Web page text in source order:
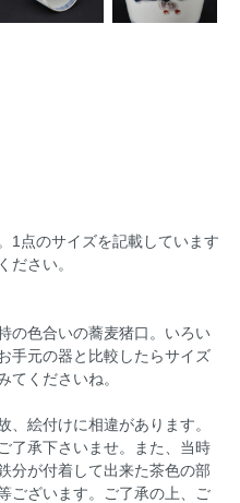
1点のサイズを記載しています
ださい。
の色合いの蕎麦猪口。いろい
手元の器と比較したらサイズ
てくださいね。
絵付けに相違があります。
了承下さいませ。また、当時
分が付着して出来た茶色の部
ございます。ご了承の上、ご